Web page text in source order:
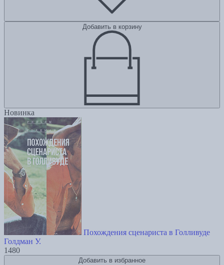
Добавить в корзину
Новинка
Похождения сценариста в Голливуде
Голдман У.
1480
Добавить в избранное